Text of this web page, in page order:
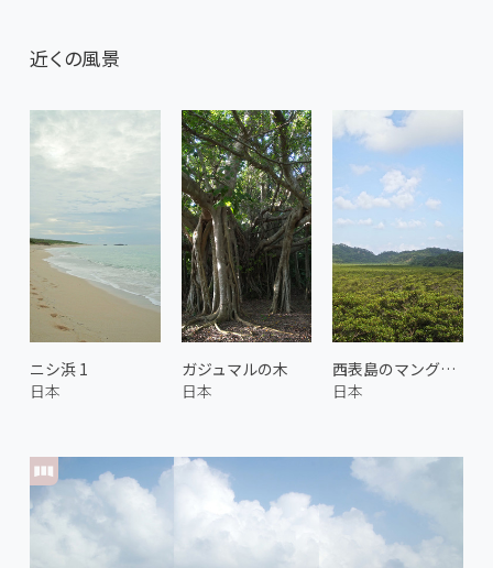
近くの風景
ニシ浜 1
日本
ガジュマルの木
日本
西表島のマングローブ
日本